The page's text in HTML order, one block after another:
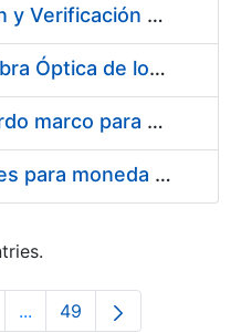
Servicio de Calibración y Verificación Externa de los Equipos de Medición del Servicio de Prevención de la FNMT-RCM
Conexión mediante Fibra Óptica de los Centros de Proceso de Datos (CPDs) de las sedes de la FNMT-RCM de Burgos y Madrid
Contratación de acuerdo marco para el Suministro de Material de Electricidad para la Fábrica Nacional de Moneda y Timbre-Real Casa de la Moneda en su centro de trabajo de Burgos
Suministro de estuches para moneda de 30 €
...Intermediate Pages Use
Page
49